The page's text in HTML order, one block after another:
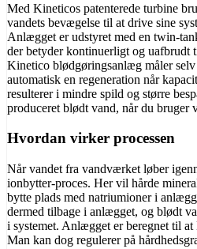
Med Kineticos patenterede turbine
vandets bevægelse til at drive sine
Anlægget er udstyret med en twin-
der betyder kontinuerligt og uafbrudt
Kinetico blødgøringsanlæg måler
automatisk en regeneration når
resulterer i mindre spild og større
produceret blødt vand, når du bruger
Hvordan virker processen
Når vandet fra vandværket løber
ionbytter-proces. Her vil hårde
bytte plads med natriumioner i
dermed tilbage i anlægget, og blødt
i systemet. Anlægget er beregnet til
Man kan dog regulerer på